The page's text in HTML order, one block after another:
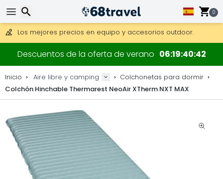
0
Envío DHL 1 día disponible.
30 días para devoluciones, 90 días para mapas de madera
Los mejores precios en equipo y accesorios outdoor.
Descuentos de la oferta de verano 06194042
Inicio Aire libre y camping
Colchonetas para dormir
Colchón Hinchable Thermarest NeoAir XTherm NXT MAX
Buscar